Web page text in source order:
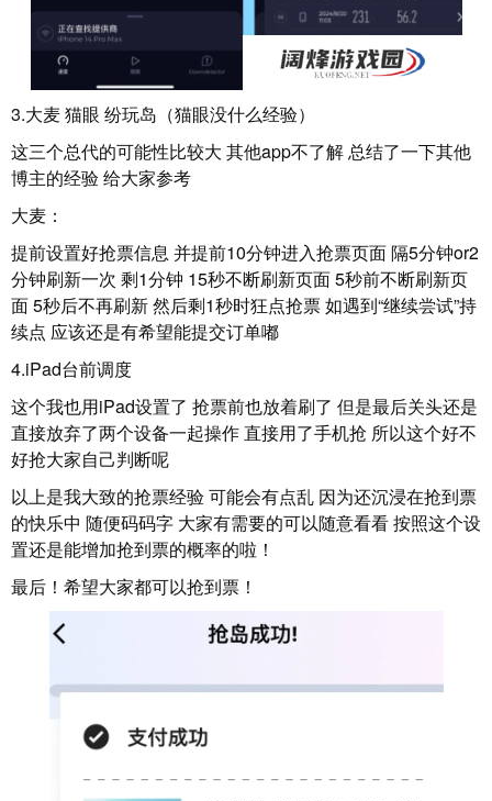
3.大麦 猫眼 纷玩岛（猫眼没什么经验）
这三个总代的可能性比较大 其他app不了解 总结了一下其他
博主的经验 给大家参考
大麦：
提前设置好抢票信息 并提前10分钟进入抢票页面 隔5分钟or2
分钟刷新一次 剩1分钟 15秒不断刷新页面 5秒前不断刷新页
面 5秒后不再刷新 然后剩1秒时狂点抢票 如遇到“继续尝试”持
续点 应该还是有希望能提交订单嘟
4.iPad台前调度
这个我也用iPad设置了 抢票前也放着刷了 但是最后关头还是
直接放弃了两个设备一起操作 直接用了手机抢 所以这个好不
好抢大家自己判断呢
以上是我大致的抢票经验 可能会有点乱 因为还沉浸在抢到票
的快乐中 随便码码字 大家有需要的可以随意看看 按照这个设
置还是能增加抢到票的概率的啦！
最后！希望大家都可以抢到票！